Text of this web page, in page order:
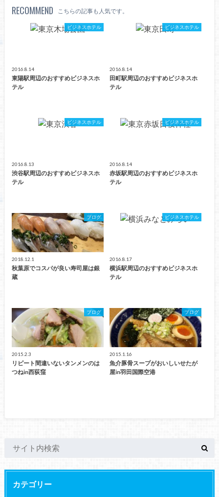
RECOMMEND こちらの記事も人気です。
ビジネスホテル
2016.8.14
東陽駅周辺のおすすめビジネスホ
テル
ビジネスホテル
2016.8.14
田町駅周辺のおすすめビジネスホ
テル
ビジネスホテル
2016.8.13
渋谷駅周辺のおすすめビジネスホ
テル
ビジネスホテル
2016.8.14
赤坂駅周辺のおすすめビジネスホ
テル
ブログ
2018.12.1
秋葉原でコスパが良い寿司屋は銀
蔵
ビジネスホテル
2016.8.17
横浜駅周辺のおすすめビジネスホ
テル
ブログ
2015.2.3
リピート間違いないタンメンのは
つねin西荻窪
ブログ
2015.1.16
魚介豚骨スープがおいしいせたが
屋in羽田国際空港
カテゴリー